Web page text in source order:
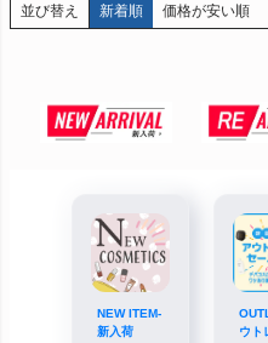
並び替え 新着順 価格が安い順